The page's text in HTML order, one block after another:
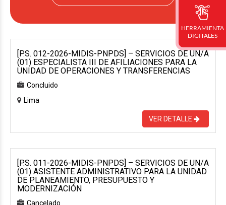
[P.S. 012-2026-MIDIS-PNPDS] – SERVICIOS DE UN/A
(01) ESPECIALISTA III DE AFILIACIONES PARA LA
UNIDAD DE OPERACIONES Y TRANSFERENCIAS
Concluido
Lima
VER DETALLE
[P.S. 011-2026-MIDIS-PNPDS] – SERVICIOS DE UN/A
(01) ASISTENTE ADMINISTRATIVO PARA LA UNIDAD
DE PLANEAMIENTO, PRESUPUESTO Y
MODERNIZACIÓN
Cancelado
HERRAMIENTA
DIGITALES